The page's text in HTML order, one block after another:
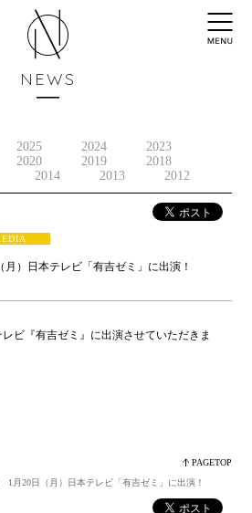
NEWS
2025 2024
2023
2020 2019
2018
2014 2013 2012
）日本テレビ「有吉ゼミ」に出演！
レビ『有吉ゼミ』に出演させていただきま
PAGETOP
20日（月）日本テレビ「有吉ゼミ」に出演！